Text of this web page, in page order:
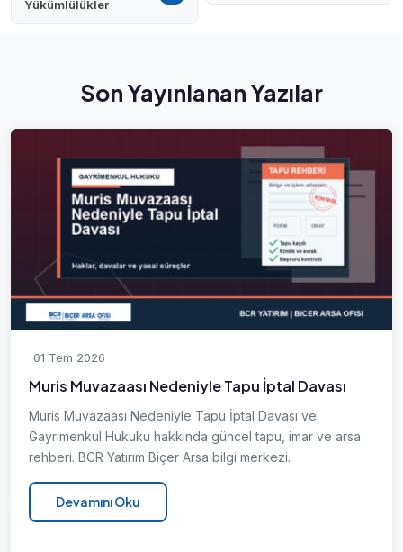
Yükümlülükler
Son Yayınlanan Yazılar
01 Tem 2026
Muris Muvazaası Nedeniyle Tapu İptal Davası
Muris Muvazaası Nedeniyle Tapu İptal Davası ve
Gayrimenkul Hukuku hakkında güncel tapu, imar ve arsa
rehberi. BCR Yatırım Biçer Arsa bilgi merkezi.
Devamını Oku